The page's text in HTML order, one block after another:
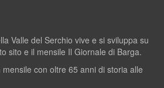
Valle del Serchio vive e si sviluppa su
sito e il mensile Il Giornale di Barga.
con oltre 65 anni di storia alle